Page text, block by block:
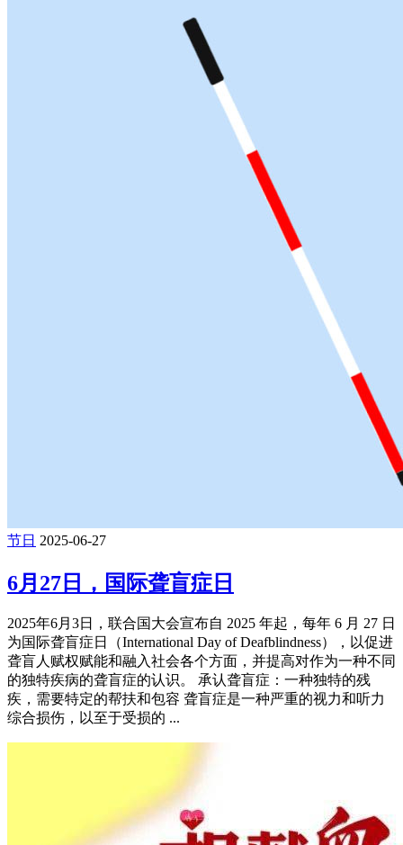
节日 2025-06-27
6月27日，国际聋盲症日
2025年6月3日，联合国大会宣布自 2025 年起，每年 6 月 27 日
为国际聋盲症日（International Day of Deafblindness），以促进
聋盲人赋权赋能和融入社会各个方面，并提高对作为一种不同
的独特疾病的聋盲症的认识。 承认聋盲症：一种独特的残
疾，需要特定的帮扶和包容 聋盲症是一种严重的视力和听力
综合损伤，以至于受损的 ...